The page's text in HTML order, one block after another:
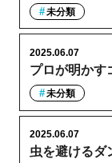
未分類
プロが明かす
2025.06.07
未分類
虫を避けるダ
2025.06.07